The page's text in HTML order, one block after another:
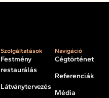
Szolgáltatások
Festmény
restaurálás
Látványtervezés
Navigáció
Cégtörténet
Referenciák
Média